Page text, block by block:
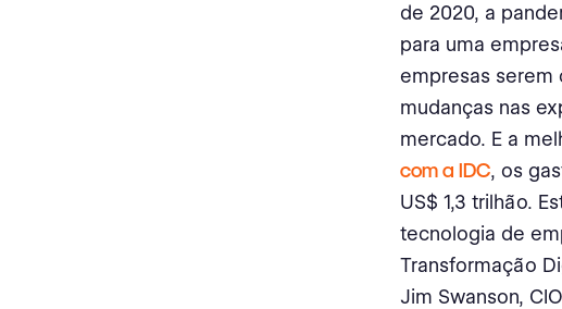
de 2020, a
para uma
empresas serem
mudanças nas
mercado. E a
com a IDC, os
US$ 1,3 trilhão.
tecnologia de
Transformação
Jim Swanson,